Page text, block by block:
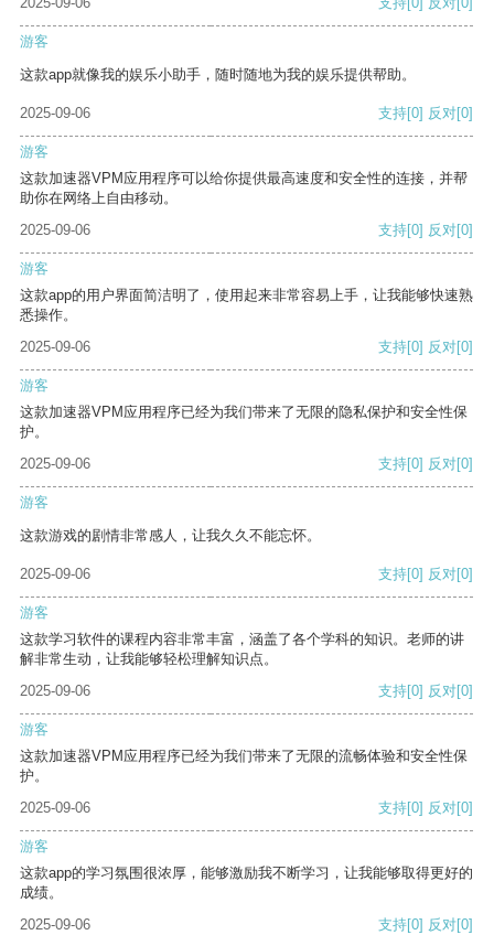
游客
这款app就像我的娱乐小助手，随时随地为我的娱乐提供帮助。
2025-09-06 支持[0] 反对[0]
游客
这款加速器VPM应用程序可以给你提供最高速度和安全性的连接，并帮
助你在网络上自由移动。
2025-09-06
支持[0] 反对[0]
游客
这款app的用户界面简洁明了，使用起来非常容易上手，让我能够快速熟
悉操作。
2025-09-06
支持[0] 反对[0]
游客
这款加速器VPM应用程序已经为我们带来了无限的隐私保护和安全性保
护。
2025-09-06
支持[0] 反对[0]
游客
这款游戏的剧情非常感人，让我久久不能忘怀。
2025-09-06 支持[0] 反对[0]
游客
这款学习软件的课程内容非常丰富，涵盖了各个学科的知识。老师的讲
解非常生动，让我能够轻松理解知识点。
2025-09-06
支持[0] 反对[0]
游客
这款加速器VPM应用程序已经为我们带来了无限的流畅体验和安全性保
护。
2025-09-06
支持[0] 反对[0]
游客
这款app的学习氛围很浓厚，能够激励我不断学习，让我能够取得更好的
成绩。
2025-09-06
支持[0] 反对[0]